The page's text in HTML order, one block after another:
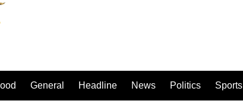
General Headline News Politics Sports